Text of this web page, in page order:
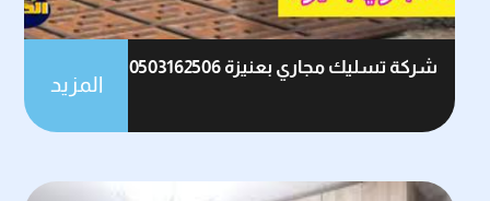
شركة تسليك مجاري بعنيزة 0503162506
المزيد